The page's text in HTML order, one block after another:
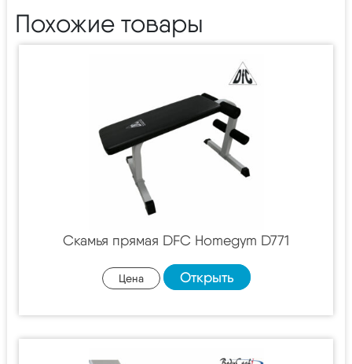
Похожие товары
Скамья прямая DFC Homegym D771
Цена Открыть